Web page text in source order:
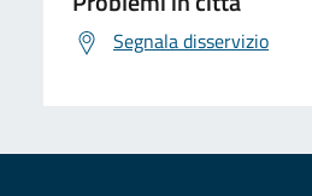
Segnala disservizio